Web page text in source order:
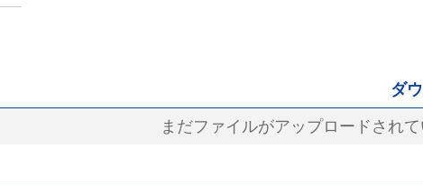
ダ
まだファイルがアップロードされ